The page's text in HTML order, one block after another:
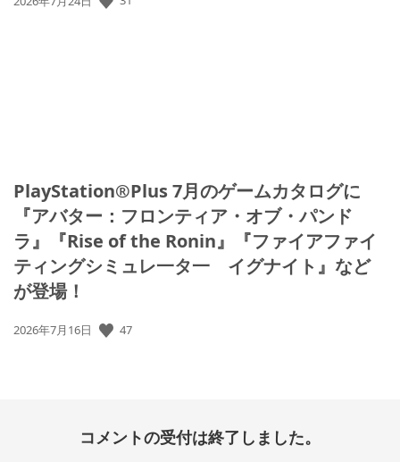
PlayStation®Plus 7月のゲームカタログに
『アバター：フロンティア・オブ・パンド
ラ』『Rise of the Ronin』『ファイアファイ
ティングシミュレ一タ一 イグナイト』など
が登場！
公
2026年7月16日 47
コメントの受付は終了しました。